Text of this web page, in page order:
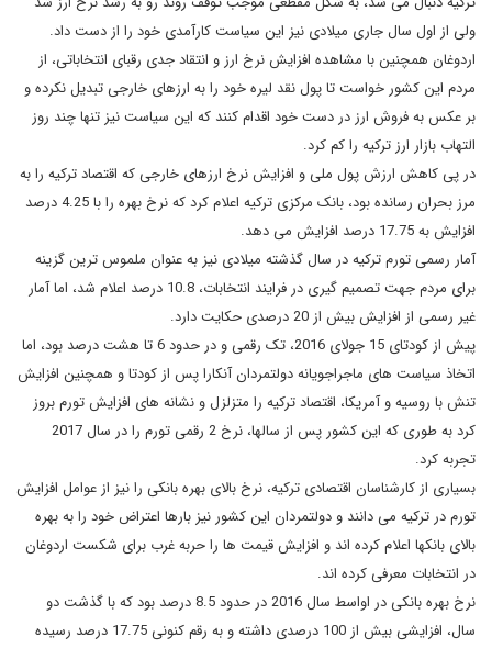
ولی از اول سال جاری میلادی نیز این سیاست کارآمدی خود را از دست داد.
اردوغان همچنین با مشاهده افزایش نرخ ارز و انتقاد جدی رقبای انتخاباتی، از
مردم این کشور خواست تا پول نقد لیره خود را به ارزهای خارجی تبدیل نکرده و
بر عکس به فروش ارز در دست خود اقدام کنند که این سیاست نیز تنها چند روز
التهاب بازار ارز ترکیه را کم کرد.
در پی کاهش ارزش پول ملی و افزایش نرخ ارزهای خارجی که اقتصاد ترکیه را به
مرز بحران رسانده بود، بانک مرکزی ترکیه اعلام کرد که نرخ بهره را با 4.25 درصد
افزایش به 17.75 درصد افزایش می دهد.
آمار رسمی تورم ترکیه در سال گذشته میلادی نیز به عنوان ملموس ترین گزینه
برای مردم جهت تصمیم گیری در فرایند انتخابات، 10.8 درصد اعلام شد، اما آمار
غیر رسمی از افزایش بیش از 20 درصدی حکایت دارد.
پیش از کودتای 15 جولای 2016، تک رقمی و در حدود 6 تا هشت درصد بود، اما
اتخاذ سیاست های ماجراجویانه دولتمردان آنکارا پس از کودتا و همچنین افزایش
تنش با روسیه و آمریکا، اقتصاد ترکیه را متزلزل و نشانه های افزایش تورم بروز
کرد به طوری که این کشور پس از سالها، نرخ 2 رقمی تورم را در سال 2017
تجربه کرد.
بسیاری از کارشناسان اقتصادی ترکیه، نرخ بالای بهره بانکی را نیز از عوامل افزایش
تورم در ترکیه می دانند و دولتمردان این کشور نیز بارها اعتراض خود را به بهره
بالای بانکها اعلام کرده اند و افزایش قیمت ها را حربه غرب برای شکست اردوغان
در انتخابات معرفی کرده اند.
نرخ بهره بانکی در اواسط سال 2016 در حدود 8.5 درصد بود که با گذشت دو
سال، افزایشی بیش از 100 درصدی داشته و به رقم کنونی 17.75 درصد رسیده